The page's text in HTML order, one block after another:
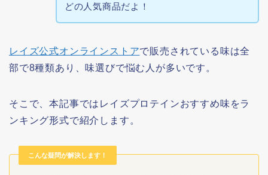
どの人気商品だよ！
レイズ公式オンラインストアで販売されている味は全
部で8種類あり、味選びで悩む人が多いです。
そこで、本記事ではレイズプロテインおすすめ味をラ
ンキング形式で紹介します。
こんな疑問が解決します！